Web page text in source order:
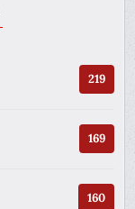
219
169
160